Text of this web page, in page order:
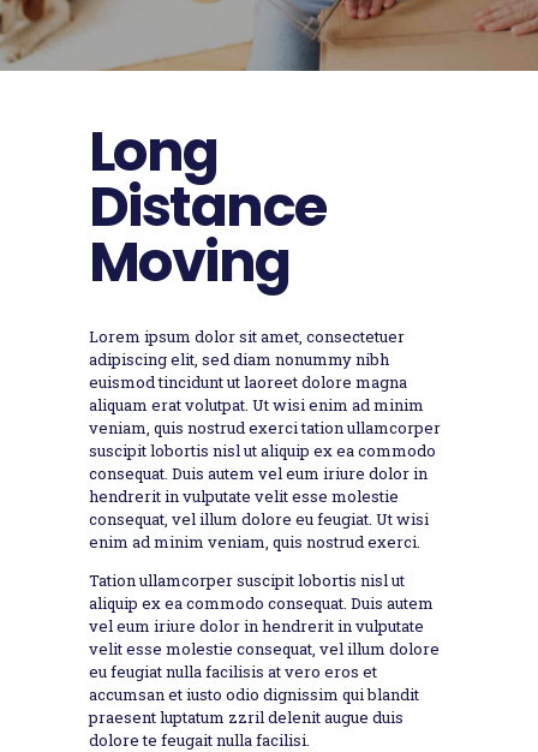
Long
Distance
Moving
Lorem ipsum dolor sit amet, consectetuer
adipiscing elit, sed diam nonummy nibh
euismod tincidunt ut laoreet dolore magna
aliquam erat volutpat. Ut wisi enim ad minim
veniam, quis nostrud exerci tation ullamcorper
suscipit lobortis nisl ut aliquip ex ea commodo
consequat. Duis autem vel eum iriure dolor in
hendrerit in vulputate velit esse molestie
consequat, vel illum dolore eu feugiat. Ut wisi
enim ad minim veniam, quis nostrud exerci.
Tation ullamcorper suscipit lobortis nisl ut
aliquip ex ea commodo consequat. Duis autem
vel eum iriure dolor in hendrerit in vulputate
velit esse molestie consequat, vel illum dolore
eu feugiat nulla facilisis at vero eros et
accumsan et iusto odio dignissim qui blandit
praesent luptatum zzril delenit augue duis
dolore te feugait nulla facilisi.